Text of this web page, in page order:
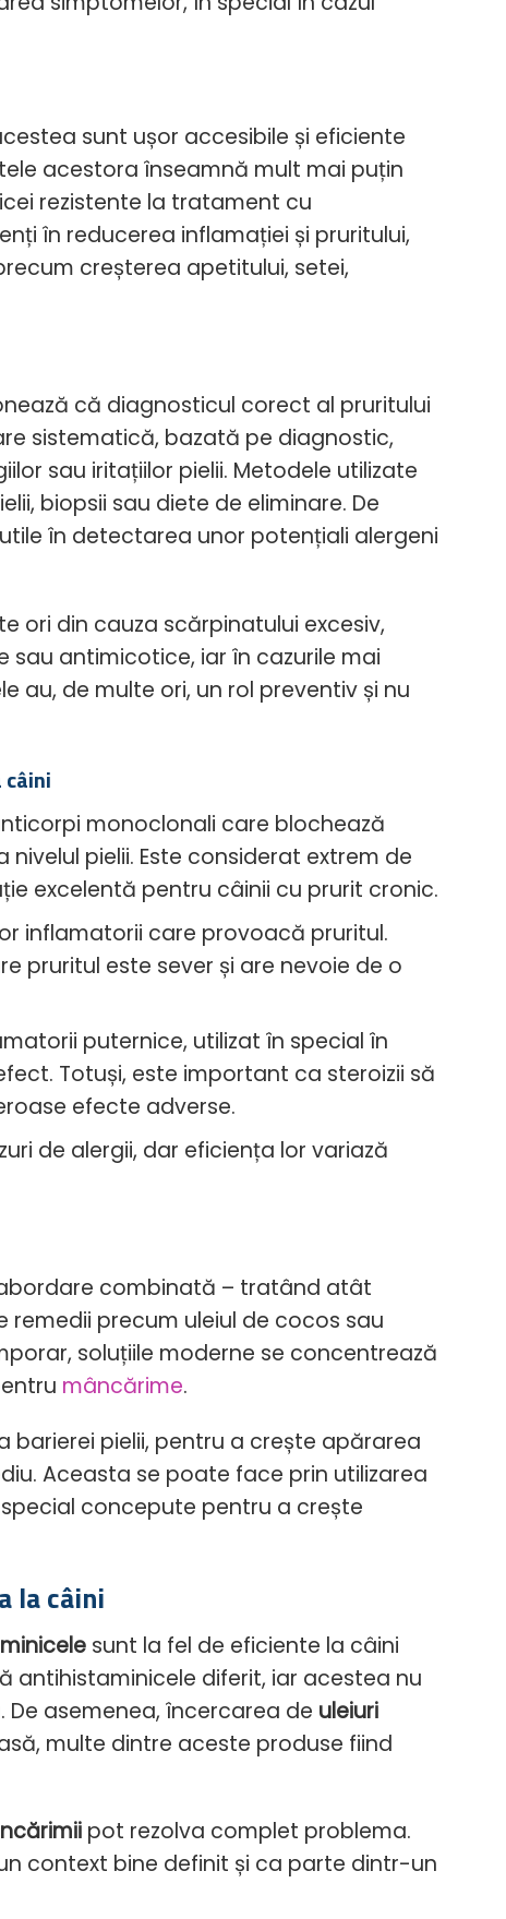
sunt ușor accesibile și eficiente
acestora înseamnă mult mai puțin
rezistente la tratament cu
în reducerea inflamației și pruritului,
creșterea apetitului, setei,
că diagnosticul corect al pruritului
sistematică, bazată pe diagnostic,
sau iritațiilor pielii. Metodele utilizate
biopsii sau diete de eliminare. De
în detectarea unor potențiali alergeni
ori din cauza scărpinatului excesiv,
antimicotice, iar în cazurile mai
au, de multe ori, un rol preventiv și nu
monoclonali care blochează
pielii. Este considerat extrem de
excelentă pentru câinii cu prurit cronic.
inflamatorii care provoacă pruritul.
pruritul este sever și are nevoie de o
puternice, utilizat în special în
Totuși, este important ca steroizii să
efecte adverse.
de alergii, dar eficiența lor variază
combinată – tratând atât
remedii precum uleiul de cocos sau
soluțiile moderne se concentrează
mâncărime.
pielii, pentru a crește apărarea
Aceasta se poate face prin utilizarea
concepute pentru a crește
la câini
sunt la fel de eficiente la câini
antihistaminicele diferit, iar acestea nu
asemenea, încercarea de uleiuri
multe dintre aceste produse fiind
pot rezolva complet problema.
context bine definit și ca parte dintr-un